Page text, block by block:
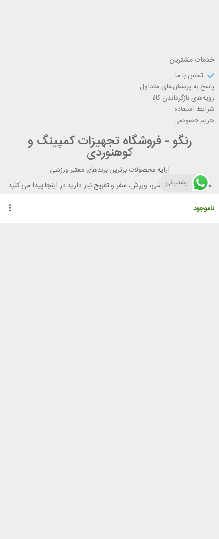
ناموجود
خدمات مشتریان
تماس با ما
پاسخ به پرسش‌های متداول
رویه‌های بازگرداندن کالا
شرایط استفاده
حریم خصوصی
رنگو - فروشگاه تجهیزات کمپینگ و
کوهنوردی
ارایه محصولات برترین برندهای معتبر ورزشی
هر آنچه برای تندرستی، ورزش، سفر و تفریح نیاز دارید در اینجا پیدا می کنید
پشتیبانی